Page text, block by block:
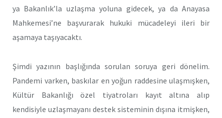
ya Bakanlık’la uzlaşma yoluna gidecek, ya da Anayasa
Mahkemesi’ne başvurarak hukuki mücadeleyi ileri bir
aşamaya taşıyacaktı.
Şimdi yazının başlığında sorulan soruya geri dönelim.
Pandemi varken, baskılar en yoğun raddesine ulaşmışken,
Kültür Bakanlığı özel tiyatroları kayıt altına alıp
kendisiyle uzlaşmayanı destek sisteminin dışına itmişken,